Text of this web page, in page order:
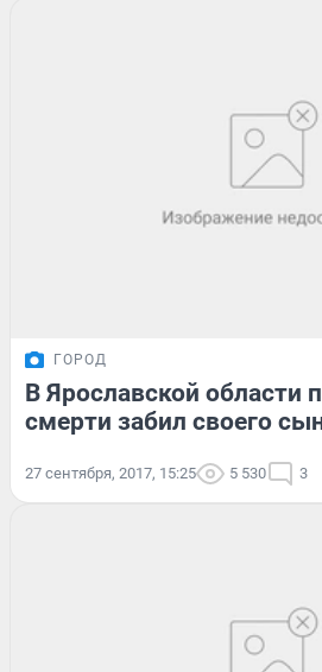
ГОРОД
В Ярославской области
смерти забил своего
27 сентября, 2017, 15:25 5 530 3